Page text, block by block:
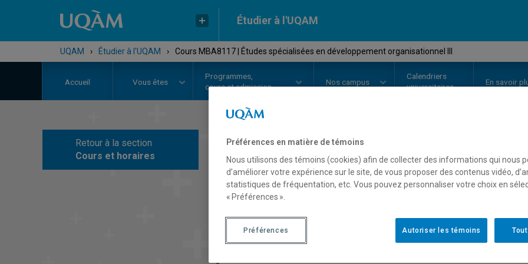
Étudier à l'UQAM
UQAM › Étudier à l'UQAM › Cours MBA8117 | Études spécialisées en développement organisationnel III
Accueil Vous êtes
Programmes,
cours et admission
Nos campus
Calendriers
universitaires
En savoir
Retour à la section
Cours et horaires
COURS// MBA8117-Études
développement
Description Horaire - Été 2026
Préférences en matière de témoins
Nous utilisons des témoins (cookies) afin de collecter des informations qui nous
d’améliorer votre expérience sur le site, de vous proposer des contenus vidéo,
statistiques de fréquentation, etc. Vous pouvez personnaliser votre choix en
« Préférences ».
Autoriser les témoins
Préférences